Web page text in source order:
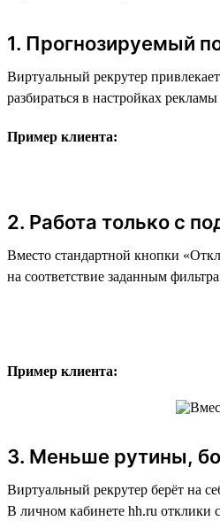
1. Прогнозируемый
Виртуальный рекрутер
разбираться в настройках
Пример клиента:
2. Работа только с
Вместо стандартной кнопки
на соответствие заданным
Пример клиента:
3. Меньше рутины,
Виртуальный рекрутер берёт на
В личном кабинете hh.ru отклики